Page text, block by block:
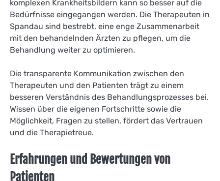
komplexen Krankheitsbildern kann so besser auf die
Bedürfnisse eingegangen werden. Die Therapeuten in
Spandau sind bestrebt, eine enge Zusammenarbeit
mit den behandelnden Ärzten zu pflegen, um die
Behandlung weiter zu optimieren.
Die transparente Kommunikation zwischen den
Therapeuten und den Patienten trägt zu einem
besseren Verständnis des Behandlungsprozesses bei.
Wissen über die eigenen Fortschritte sowie die
Möglichkeit, Fragen zu stellen, fördert das Vertrauen
und die Therapietreue.
Erfahrungen und Bewertungen von
Patienten